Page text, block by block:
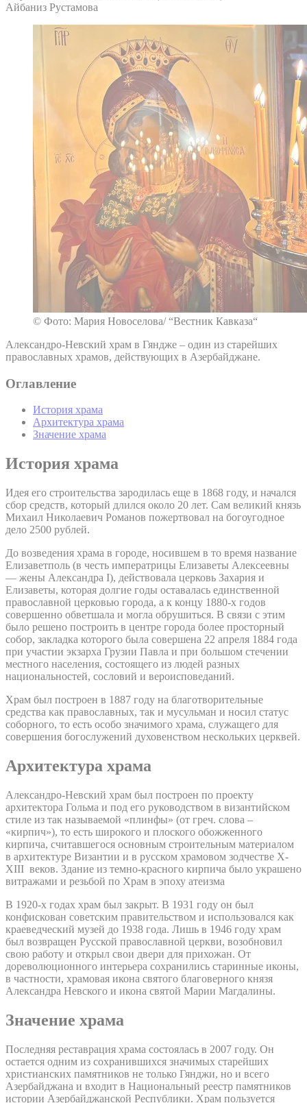
Айбаниз Рустамова
© Фото: Мария Новоселова/ “Вестник Кавказа“
Александро-Невский храм в Гяндже – один из старейших
православных храмов, действующих в Азербайджане.
Оглавление
История храма
Архитектура храма
Значение храма
История храма
Идея его строительства зародилась еще в 1868 году, и начался
сбор средств, который длился около 20 лет. Сам великий князь
Михаил Николаевич Романов пожертвовал на богоугодное
дело 2500 рублей.
До возведения храма в городе, носившем в то время название
Елизаветполь (в честь императрицы Елизаветы Алексеевны
— жены Александра I), действовала церковь Захария и
Елизаветы, которая долгие годы оставалась единственной
православной церковью города, а к концу 1880-х годов
совершенно обветшала и могла обрушиться. В связи с этим
было решено построить в центре города более просторный
собор, закладка которого была совершена 22 апреля 1884 года
при участии экзарха Грузии Павла и при большом стечении
местного населения, состоящего из людей разных
национальностей, сословий и вероисповеданий.
Храм был построен в 1887 году на благотворительные
средства как православных, так и мусульман и носил статус
соборного, то есть особо значимого храма, служащего для
совершения богослужений духовенством нескольких церквей.
Архитектура храма
Александро-Невский храм был построен по проекту
архитектора Гольма и под его руководством в византийском
стиле из так называемой «плинфы» (от греч. слова –
«кирпич»), то есть широкого и плоского обожженного
кирпича, считавшегося основным строительным материалом
в архитектуре Византии и в русском храмовом зодчестве X-
XIII веков. Здание из темно-красного кирпича было украшено
витражами и резьбой по Храм в эпоху атеизма
В 1920-х годах храм был закрыт. В 1931 году он был
конфискован советским правительством и использовался как
краеведческий музей до 1938 года. Лишь в 1946 году храм
был возвращен Русской православной церкви, возобновил
свою работу и открыл свои двери для прихожан. От
дореволюционного интерьера сохранились старинные иконы,
в частности, храмовая икона святого благоверного князя
Александра Невского и икона святой Марии Магдалины.
Значение храма
Последняя реставрация храма состоялась в 2007 году. Он
остается одним из сохранившихся значимых старейших
христианских памятников не только Гянджи, но и всего
Азербайджана и входит в Национальный реестр памятников
истории Азербайджанской Республики. Храм пользуется